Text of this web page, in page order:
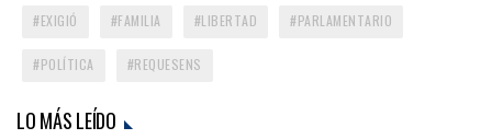
EXIGIÓ FAMILIA LIBERTAD PARLAMENTARIO
POLÍTICA REQUESENS
LO MÁS LEÍDO